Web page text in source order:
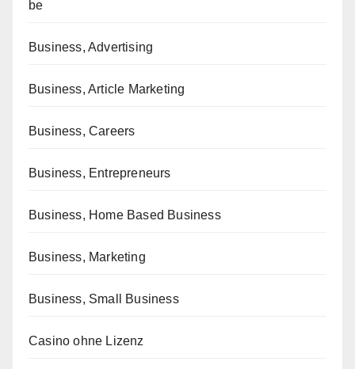
be
Business, Advertising
Business, Article Marketing
Business, Careers
Business, Entrepreneurs
Business, Home Based Business
Business, Marketing
Business, Small Business
Casino ohne Lizenz